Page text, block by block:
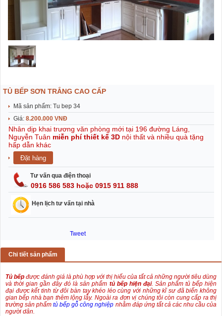
TỦ BẾP SƠN TRẮNG CAO CẤP
Mã sản phẩm: Tu bep 34
Giá: 8.200.000 VNĐ
Nhân dịp khai trương văn phòng mới tại 196 đường Láng,
Nguyễn Tuân miễn phí thiết kế 3D nội thất và nhiều quà tặng
hấp dẫn khác
Tư vấn qua điện thoại
0916 586 583 hoặc 0915 911 888
Hẹn lịch tư vấn tại nhà
Tweet
Chi tiết sản phẩm
Tủ bếp được đánh giá là phù hợp với thị hiếu của tất cả những người tiêu dùng
và thời gian gần đây đó là sản phẩm tủ bếp hiện đại. Sản phẩm tủ bếp hiện
đại được kết tinh từ đôi bàn tay khéo léo cùng với những kĩ sư đã biến không
gian bếp nhà bạn thêm lộng lẫy. Ngoài ra đơn vị chúng tôi còn cung cấp ra thị
trường sản phẩmtủ bếp gỗ công nghiệp nhằm đáp ứng tất cả các nhu cầu của
người dân.